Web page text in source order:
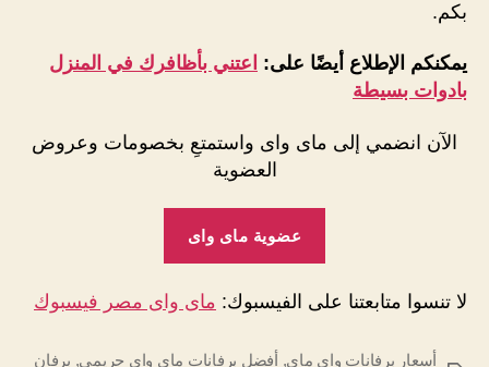
بكم.
يمكنكم الإطلاع أيضًا على: اعتني بأظافرك في المنزل
بادوات بسيطة
الآن انضمي إلى ماى واى واستمتعِ بخصومات وعروض
العضوية
عضوية ماى واى
لا تنسوا متابعتنا على الفيسبوك: ماى واى مصر فيسبوك
أسعار برفانات واى ماى, أفضل برفانات ماى واى حريمى, برفان